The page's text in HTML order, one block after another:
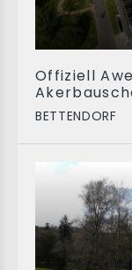
Offiziell
BETTENDORF